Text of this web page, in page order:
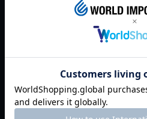
今週のおすすめアイテム